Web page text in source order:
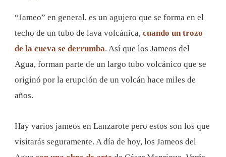
“Jameo” en general, es un agujero que se forma en el
techo de un tubo de lava volcánica, cuando un trozo
de la cueva se derrumba. Así que los Jameos del
Agua, forman parte de un largo tubo volcánico que se
originó por la erupción de un volcán hace miles de
años.
Hay varios jameos en Lanzarote pero estos son los que
visitarás seguramente. A día de hoy, los Jameos del